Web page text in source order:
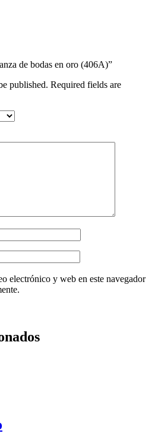
de bodas en oro (406A)”
published. Required fields are
electrónico y web en este navegador